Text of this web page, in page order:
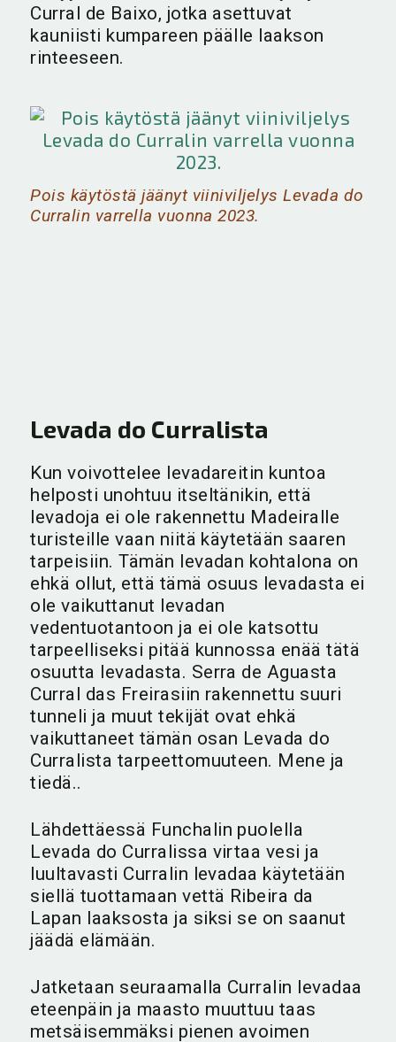
Curral de Baixo, jotka asettuvat
kauniisti kumpareen päälle laakson
rinteeseen.
Pois käytöstä jäänyt viiniviljelys Levada do
Curralin varrella vuonna 2023.
Levada do Curralista
Kun voivottelee levadareitin kuntoa
helposti unohtuu itseltänikin, että
levadoja ei ole rakennettu Madeiralle
turisteille vaan niitä käytetään saaren
tarpeisiin. Tämän levadan kohtalona on
ehkä ollut, että tämä osuus levadasta ei
ole vaikuttanut levadan
vedentuotantoon ja ei ole katsottu
tarpeelliseksi pitää kunnossa enää tätä
osuutta levadasta. Serra de Aguasta
Curral das Freirasiin rakennettu suuri
tunneli ja muut tekijät ovat ehkä
vaikuttaneet tämän osan Levada do
Curralista tarpeettomuuteen. Mene ja
tiedä..
Lähdettäessä Funchalin puolella
Levada do Curralissa virtaa vesi ja
luultavasti Curralin levadaa käytetään
siellä tuottamaan vettä Ribeira da
Lapan laaksosta ja siksi se on saanut
jäädä elämään.
Jatketaan seuraamalla Curralin levadaa
eteenpäin ja maasto muuttuu taas
metsäisemmäksi pienen avoimen